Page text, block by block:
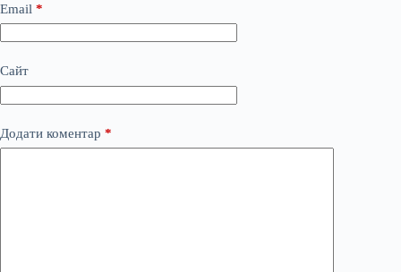
Email *
Сайт
Додати коментар *